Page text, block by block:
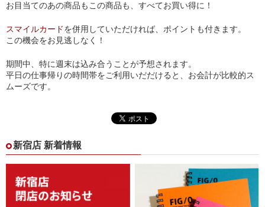
お目当てのあの商品もこの商品も、すべてお買い得に！
スマイルカードを併用していただければ、ポイントも付きます。
この機会をお見逃しなく！
期間中、特に週末は込み合うことが予想されます。
平日の仕事帰りの時間帯をご利用いだだけると、お会計が比較的ス
ムーズです。
新宿店 新着情報